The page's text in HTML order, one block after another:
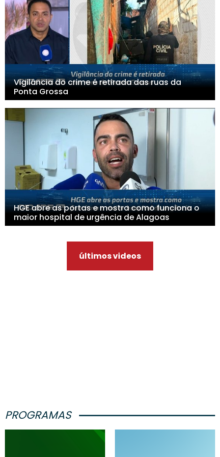
Vigilância do crime é retirada das ruas da
Ponta Grossa
HGE abre as portas e mostra como funciona o
maior hospital de urgência de Alagoas
últimos videos
PROGRAMAS